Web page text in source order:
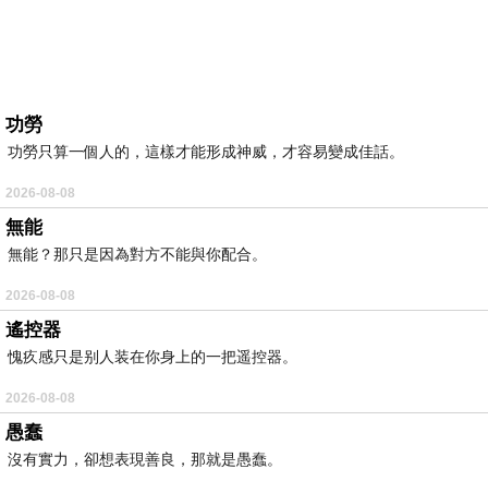
功勞
功勞只算一個人的，這樣才能形成神威，才容易變成佳話。
2026-08-08
無能
無能？那只是因為對方不能與你配合。
2026-08-08
遙控器
愧疚感只是别人装在你身上的一把遥控器。
2026-08-08
愚蠢
沒有實力，卻想表現善良，那就是愚蠢。